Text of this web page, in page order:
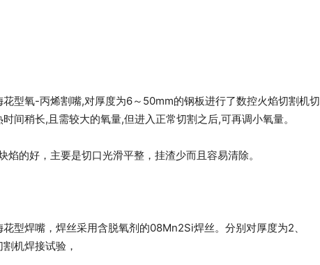
型氧-丙烯割嘴,对厚度为6～50mm的钢板进行了数控火焰切割机切
间稍长,且需较大的氧量,但进入正常切割之后,可再调小氧量。
的好，主要是切口光滑平整，挂渣少而且容易清除。
型焊嘴，焊丝采用含脱氧剂的08Mn2Si焊丝。分别对厚度为2、
机焊接试验，